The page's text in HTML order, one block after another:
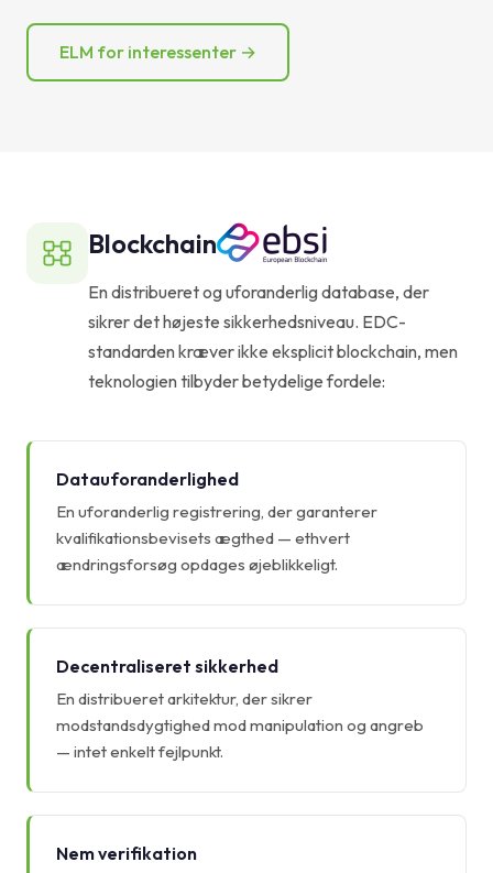
ELM for interessenter →
Blockchain
En distribueret og uforanderlig database, der
sikrer det højeste sikkerhedsniveau. EDC-
standarden kræver ikke eksplicit blockchain, men
teknologien tilbyder betydelige fordele:
Datauforanderlighed
En uforanderlig registrering, der garanterer
kvalifikationsbevisets ægthed — ethvert
ændringsforsøg opdages øjeblikkeligt.
Decentraliseret sikkerhed
En distribueret arkitektur, der sikrer
modstandsdygtighed mod manipulation og angreb
— intet enkelt fejlpunkt.
Nem verifikation